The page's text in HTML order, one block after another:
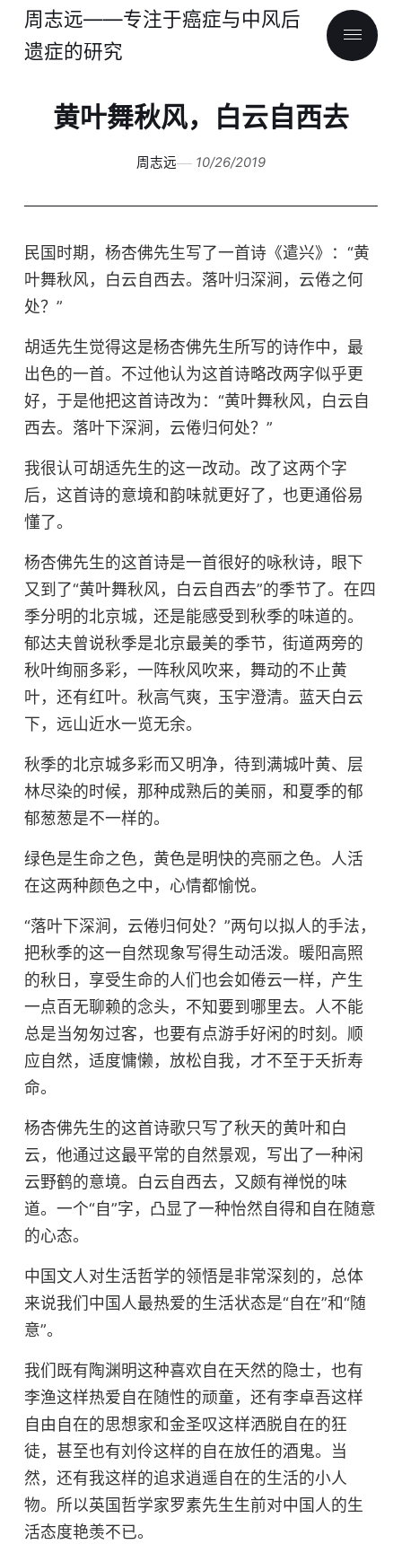
周志远——专注于癌症与中风后
遗症的研究
黄叶舞秋风，白云自西去
周志远 10/26/2019
民国时期，杨杏佛先生写了一首诗《遣兴》：“黄
叶舞秋风，白云自西去。落叶归深涧，云倦之何
处？”
胡适先生觉得这是杨杏佛先生所写的诗作中，最
出色的一首。不过他认为这首诗略改两字似乎更
好，于是他把这首诗改为：“黄叶舞秋风，白云自
西去。落叶下深涧，云倦归何处？”
我很认可胡适先生的这一改动。改了这两个字
后，这首诗的意境和韵味就更好了，也更通俗易
懂了。
杨杏佛先生的这首诗是一首很好的咏秋诗，眼下
又到了“黄叶舞秋风，白云自西去”的季节了。 在四
季分明的北京城，还是能感受到秋季的味道的。
郁达夫曾说秋季是北京最美的季节，街道两旁的
秋叶绚丽多彩，一阵秋风吹来，舞动的不止黄
叶，还有红叶。 秋高气爽，玉宇澄清。 蓝天白云
下，远山近水一览无余。
秋季的北京城多彩而又明净，待到满城叶黄、层
林尽染的时候，那种成熟后的美丽，和夏季的郁
郁葱葱是不一样的。
绿色是生命之色，黄色是明快的亮丽之色。人活
在这两种颜色之中，心情都愉悦。
“落叶下深涧，云倦归何处？ ”两句以拟人的手法，
把秋季的这一自然现象写得生动活泼。暖阳高照
的秋日，享受生命的人们也会如倦云一样，产生
一点百无聊赖的念头，不知要到哪里去。人不能
总是当匆匆过客，也要有点游手好闲的时刻。顺
应自然，适度慵懒，放松自我，才不至于夭折寿
命。
杨杏佛先生的这首诗歌只写了秋天的黄叶和白
云，他通过这最平常的自然景观，写出了一种闲
云野鹤的意境。白云自西去，又颇有禅悦的味
道。一个“自”字，凸显了一种怡然自得和自在随意
的心态。
中国文人对生活哲学的领悟是非常深刻的，总体
来说我们中国人最热爱的生活状态是“自在”和“随
意”。
我们既有陶渊明这种喜欢自在天然的隐士，也有
李渔这样热爱自在随性的顽童，还有李卓吾这样
自由自在的思想家和金圣叹这样洒脱自在的狂
徒，甚至也有刘伶这样的自在放任的酒鬼。当
然，还有我这样的追求逍遥自在的生活的小人
物。所以英国哲学家罗素先生生前对中国人的生
活态度艳羡不已。